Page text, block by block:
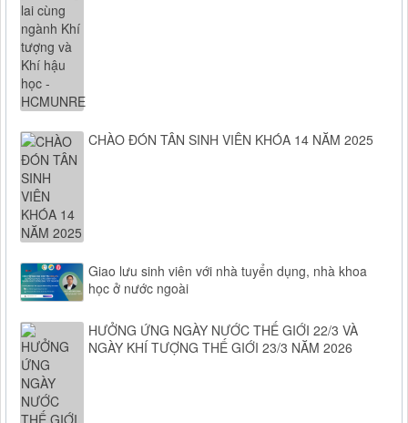
CHÀO ĐÓN TÂN SINH VIÊN KHÓA 14 NĂM 2025
Giao lưu sinh viên với nhà tuyển dụng, nhà khoa
học ở nước ngoài
HƯỞNG ỨNG NGÀY NƯỚC THẾ GIỚI 22/3 VÀ
NGÀY KHÍ TƯỢNG THẾ GIỚI 23/3 NĂM 2026